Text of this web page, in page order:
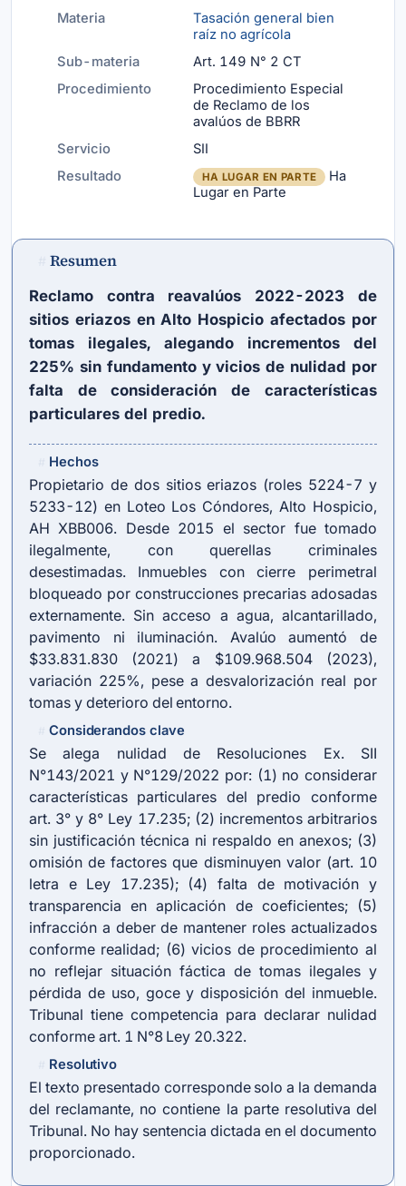
Materia
Tasación general bien
raíz no agrícola
Sub-materia
Art. 149 N° 2 CT
Procedimiento
Procedimiento Especial
de Reclamo de los
avalúos de BBRR
Servicio
SII
Resultado
HA LUGAR EN PARTE
Ha
Lugar en Parte
Resumen
Reclamo contra reavalúos 2022-2023 de
sitios eriazos en Alto Hospicio afectados por
tomas ilegales, alegando incrementos del
225% sin fundamento y vicios de nulidad por
falta de consideración de características
particulares del predio.
Hechos
Propietario de dos sitios eriazos (roles 5224-7 y
5233-12) en Loteo Los Cóndores, Alto Hospicio,
AH XBB006. Desde 2015 el sector fue tomado
ilegalmente, con querellas criminales
desestimadas. Inmuebles con cierre perimetral
bloqueado por construcciones precarias adosadas
externamente. Sin acceso a agua, alcantarillado,
pavimento ni iluminación. Avalúo aumentó de
$33.831.830 (2021) a $109.968.504 (2023),
variación 225%, pese a desvalorización real por
tomas y deterioro del entorno.
Considerandos clave
Se alega nulidad de Resoluciones Ex. SII
N°143/2021 y N°129/2022 por: (1) no considerar
características particulares del predio conforme
art. 3° y 8° Ley 17.235; (2) incrementos arbitrarios
sin justificación técnica ni respaldo en anexos; (3)
omisión de factores que disminuyen valor (art. 10
letra e Ley 17.235); (4) falta de motivación y
transparencia en aplicación de coeficientes; (5)
infracción a deber de mantener roles actualizados
conforme realidad; (6) vicios de procedimiento al
no reflejar situación fáctica de tomas ilegales y
pérdida de uso, goce y disposición del inmueble.
Tribunal tiene competencia para declarar nulidad
conforme art. 1 N°8 Ley 20.322.
Resolutivo
El texto presentado corresponde solo a la demanda
del reclamante, no contiene la parte resolutiva del
Tribunal. No hay sentencia dictada en el documento
proporcionado.